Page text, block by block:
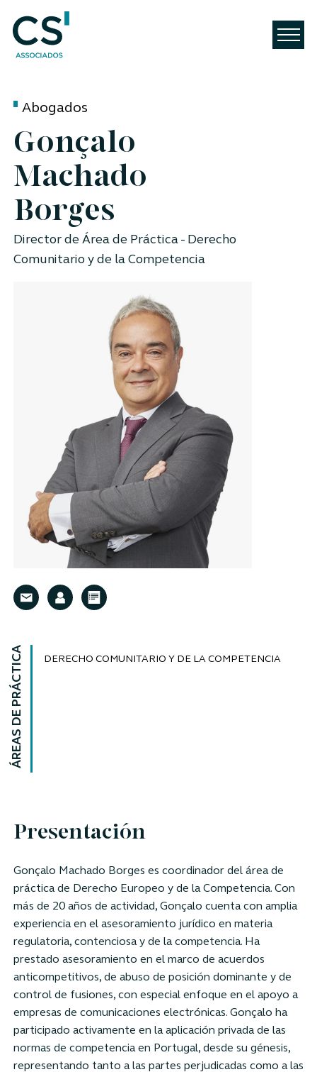
Abogados
Gonçalo
Machado
Borges
Director de Área de Práctica - Derecho
Comunitario y de la Competencia
ÁREAS DE PRÁCTICA DERECHO COMUNITARIO Y DE LA COMPETENCIA
Presentación
Gonçalo Machado Borges es coordinador del área de
práctica de Derecho Europeo y de la Competencia. Con
más de 20 años de actividad, Gonçalo cuenta con amplia
experiencia en el asesoramiento jurídico en materia
regulatoria, contenciosa y de la competencia. Ha
prestado asesoramiento en el marco de acuerdos
anticompetitivos, de abuso de posición dominante y de
control de fusiones, con especial enfoque en el apoyo a
empresas de comunicaciones electrónicas. Gonçalo ha
participado activamente en la aplicación privada de las
normas de competencia en Portugal, desde su génesis,
representando tanto a las partes perjudicadas como a las